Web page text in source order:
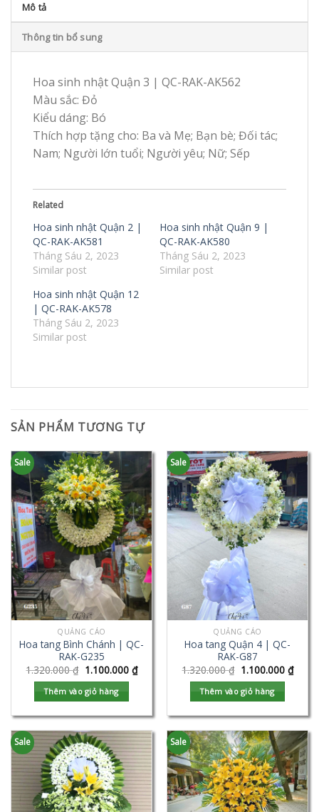
Mô tả
Thông tin bổ sung
Hoa sinh nhật Quận 3 | QC-RAK-AK562
Màu sắc: Đỏ
Kiểu dáng: Bó
Thích hợp tặng cho: Ba và Mẹ; Bạn bè; Đối tác;
Nam; Người lớn tuổi; Người yêu; Nữ; Sếp
Related
Hoa sinh nhật Quận 2 |
QC-RAK-AK581
Tháng Sáu 2, 2023
Similar post
Hoa sinh nhật Quận 9 |
QC-RAK-AK580
Tháng Sáu 2, 2023
Similar post
Hoa sinh nhật Quận 12
| QC-RAK-AK578
Tháng Sáu 2, 2023
Similar post
SẢN PHẨM TƯƠNG TỰ
Sale
QUẢNG CÁO
Hoa tang Bình Chánh | QC-
RAK-G235
1.320.000₫ 1.100.000 ₫
Thêm vào giỏ hàng
Sale
QUẢNG CÁO
Hoa tang Quận 4 | QC-
RAK-G87
1.320.000₫ 1.100.000 ₫
Thêm vào giỏ hàng
Sale Sale